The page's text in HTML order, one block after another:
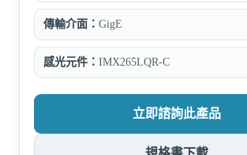
傳輸介面： GigE
感光元件： IMX265LQR-C
立即諮詢此產品